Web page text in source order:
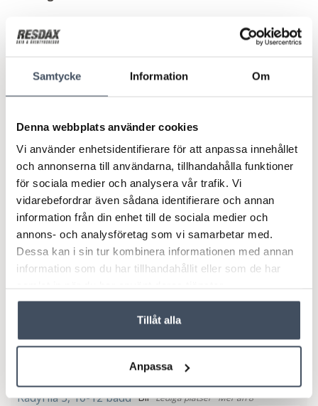
Samtycke Information Om
Denna webbplats använder cookies
Vi använder enhetsidentifierare för att anpassa innehållet
och annonserna till användarna, tillhandahålla funktioner
för sociala medier och analysera vår trafik. Vi
vidarebefordrar även sådana identifierare och annan
information från din enhet till de sociala medier och
annons- och analysföretag som vi samarbetar med.
Dessa kan i sin tur kombinera informationen med annan
information som du har tillhandahållit eller som de har
Tillåt alla
Anpassa
Karta
Avgångar & priser
17/12 torsdag 3 nätter
Rådyrlia 5, 10-12 bädd Buss Mer än 8
24 305:- Boka
17/12 torsdag 3 nätter
Rådyrlia 5, 10-12 bädd Bil Mer än 8
21 975:- Boka
20/12 söndag 7 nätter
Bil
10/1 söndag
Rådyrlia 5, 10-12 bädd Bil Mer än 8